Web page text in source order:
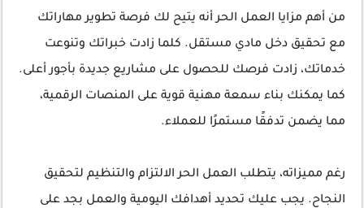
من أهم مزايا العمل الحر أنه يتيح لك فرصة تطوير مهاراتك
مع تحقيق دخل مادي مستقل. كلما زادت خبراتك وتنوعت
خدماتك، زادت فرصك للحصول على مشاريع جديدة بأجور أعلى.
كما يمكنك بناء سمعة مهنية قوية على المنصات الرقمية،
مما يضمن تدفقًا مستمرًا للعملاء.
رغم مميزاته، يتطلب العمل الحر الالتزام والتنظيم لتحقيق
النجاح. يجب عليك تحديد أهدافك اليومية والعمل بجد على